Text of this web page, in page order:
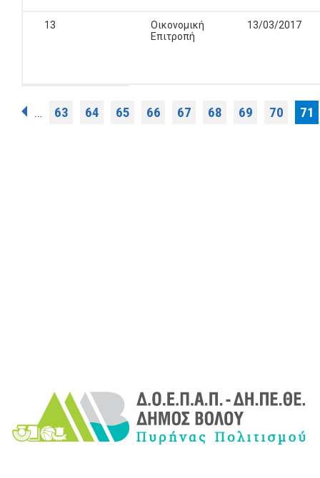
13
Οικονομική
Επιτροπή
13/03/2017
Σελίδες
… 63 64 65 66 67 68 69 70 71